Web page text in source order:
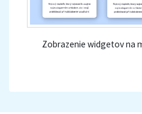
Zobrazenie widgetov na